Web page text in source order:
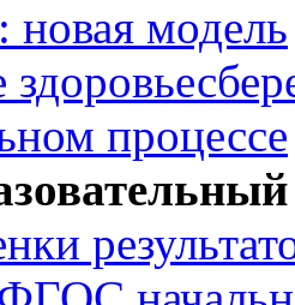
новая модель
процессе